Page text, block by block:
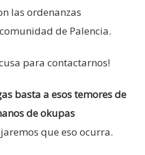
las ordenanzas
de Palencia.
para contactarnos!
basta a esos temores de
de okupas
que eso ocurra.